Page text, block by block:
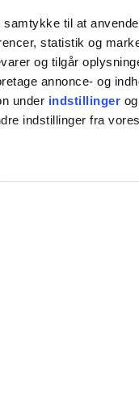
samtykke til at
statistik og
og tilgår
annonce- og
under indstillinger
indstillinger fra
og annoncer,
dem, eller som de